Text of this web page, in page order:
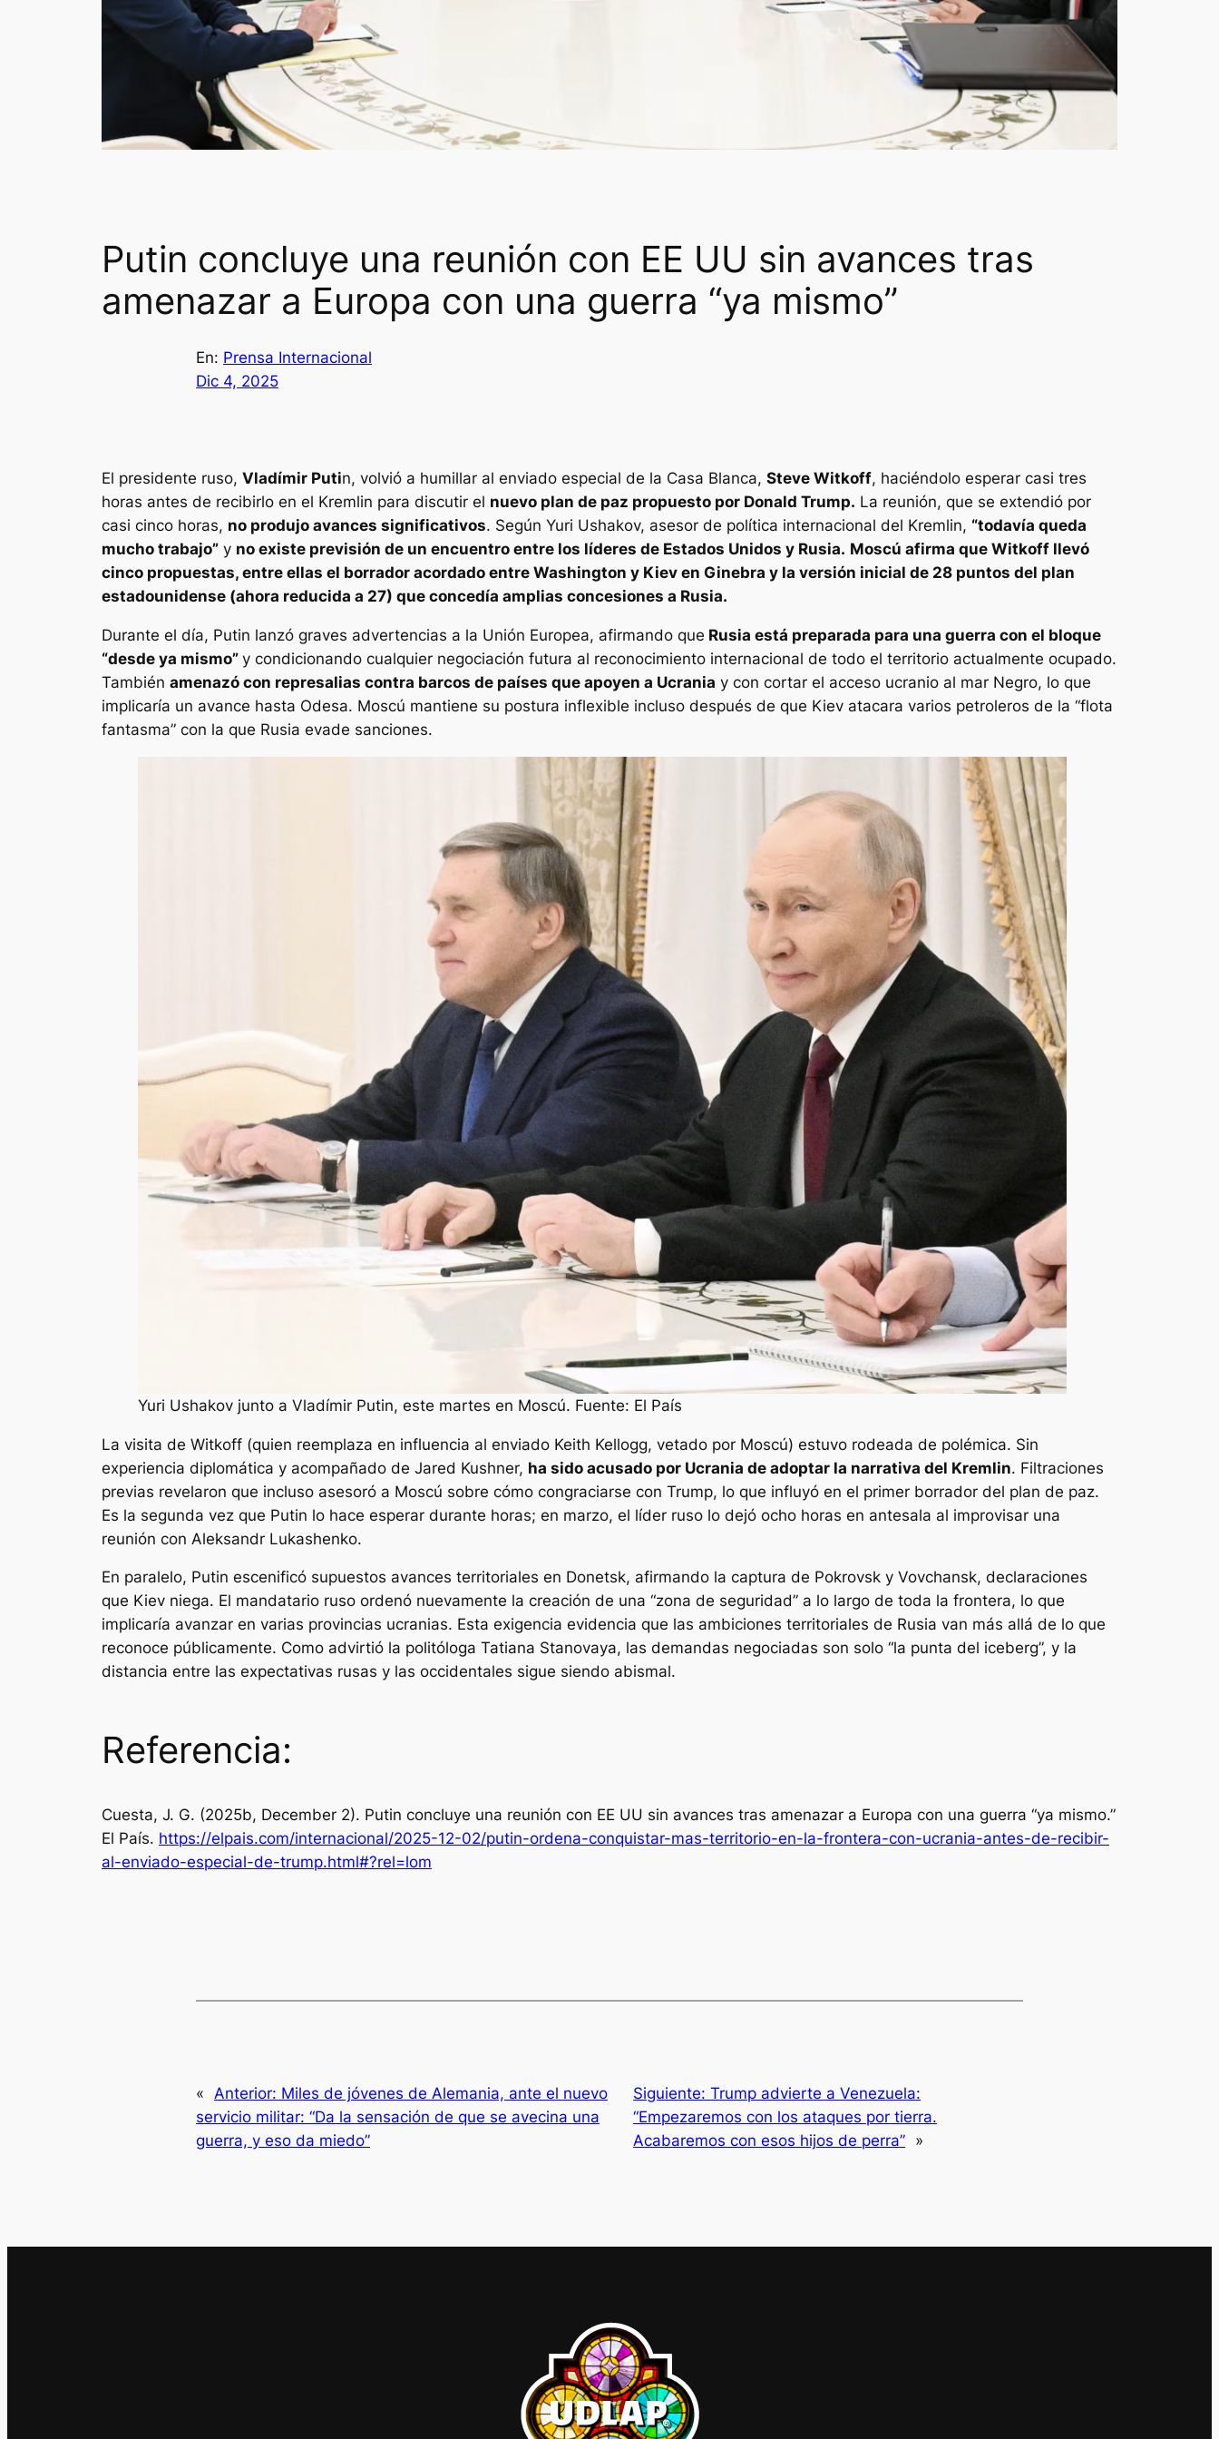
Putin concluye una reunión con EE UU sin avances tras
amenazar a Europa con una guerra “ya mismo”
En: Prensa Internacional
Dic 4, 2025
El presidente ruso, Vladímir Putin, volvió a humillar al enviado especial de la Casa Blanca, Steve Witkoff, haciéndolo esperar casi tres
horas antes de recibirlo en el Kremlin para discutir el nuevo plan de paz propuesto por Donald Trump. La reunión, que se extendió por
casi cinco horas, no produjo avances significativos. Según Yuri Ushakov, asesor de política internacional del Kremlin, “todavía queda
mucho trabajo” y no existe previsión de un encuentro entre los líderes de Estados Unidos y Rusia. Moscú afirma que Witkoff llevó
cinco propuestas, entre ellas el borrador acordado entre Washington y Kiev en Ginebra y la versión inicial de 28 puntos del plan
estadounidense (ahora reducida a 27) que concedía amplias concesiones a Rusia.
Durante el día, Putin lanzó graves advertencias a la Unión Europea, afirmando que Rusia está preparada para una guerra con el bloque
“desde ya mismo” y condicionando cualquier negociación futura al reconocimiento internacional de todo el territorio actualmente ocupado.
También amenazó con represalias contra barcos de países que apoyen a Ucrania y con cortar el acceso ucranio al mar Negro, lo que
implicaría un avance hasta Odesa. Moscú mantiene su postura inflexible incluso después de que Kiev atacara varios petroleros de la “flota
fantasma” con la que Rusia evade sanciones.
Yuri Ushakov junto a Vladímir Putin, este martes en Moscú. Fuente: El País
La visita de Witkoff (quien reemplaza en influencia al enviado Keith Kellogg, vetado por Moscú) estuvo rodeada de polémica. Sin
experiencia diplomática y acompañado de Jared Kushner, ha sido acusado por Ucrania de adoptar la narrativa del Kremlin. Filtraciones
previas revelaron que incluso asesoró a Moscú sobre cómo congraciarse con Trump, lo que influyó en el primer borrador del plan de paz.
Es la segunda vez que Putin lo hace esperar durante horas; en marzo, el líder ruso lo dejó ocho horas en antesala al improvisar una
reunión con Aleksandr Lukashenko.
En paralelo, Putin escenificó supuestos avances territoriales en Donetsk, afirmando la captura de Pokrovsk y Vovchansk, declaraciones
que Kiev niega. El mandatario ruso ordenó nuevamente la creación de una “zona de seguridad” a lo largo de toda la frontera, lo que
implicaría avanzar en varias provincias ucranias. Esta exigencia evidencia que las ambiciones territoriales de Rusia van más allá de lo que
reconoce públicamente. Como advirtió la politóloga Tatiana Stanovaya, las demandas negociadas son solo “la punta del iceberg”, y la
distancia entre las expectativas rusas y las occidentales sigue siendo abismal.
Referencia:
Cuesta, J. G. (2025b, December 2). Putin concluye una reunión con EE UU sin avances tras amenazar a Europa con una guerra “ya mismo.”
El País. https://elpais.com/internacional/2025-12-02/putin-ordena-conquistar-mas-territorio-en-la-frontera-con-ucrania-antes-de-recibir-
al-enviado-especial-de-trump.html#?rel=lom
« Anterior: Miles de jóvenes de Alemania, ante el nuevo
servicio militar: “Da la sensación de que se avecina una
guerra, y eso da miedo”
Siguiente:Trump advierte a Venezuela:
“Empezaremos con los ataques por tierra.
Acabaremos con esos hijos de perra” »